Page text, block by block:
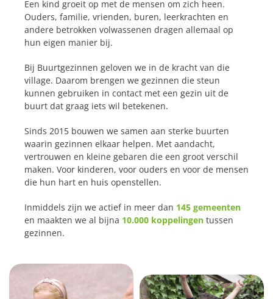
Een kind groeit op met de mensen om zich heen.
Ouders, familie, vrienden, buren, leerkrachten en
andere betrokken volwassenen dragen allemaal op
hun eigen manier bij.
Bij Buurtgezinnen geloven we in de kracht van die
village. Daarom brengen we gezinnen die steun
kunnen gebruiken in contact met een gezin uit de
buurt dat graag iets wil betekenen.
Sinds 2015 bouwen we samen aan sterke buurten
waarin gezinnen elkaar helpen. Met aandacht,
vertrouwen en kleine gebaren die een groot verschil
maken. Voor kinderen, voor ouders en voor de mensen
die hun hart en huis openstellen.
Inmiddels zijn we actief in meer dan 145 gemeenten
en maakten we al bijna 10.000 koppelingen tussen
gezinnen.